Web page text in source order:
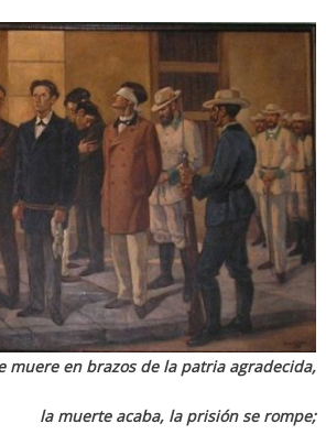
muere en brazos de la patria agradecida,
la muerte acaba, la prisión se rompe;